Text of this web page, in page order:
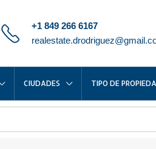
+1 849 266 6167
CIUDADES TIPO DE